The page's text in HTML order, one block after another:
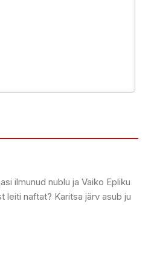
ilmunud nublu ja Vaiko Epliku
leiti naftat? Karitsa järv asub ju